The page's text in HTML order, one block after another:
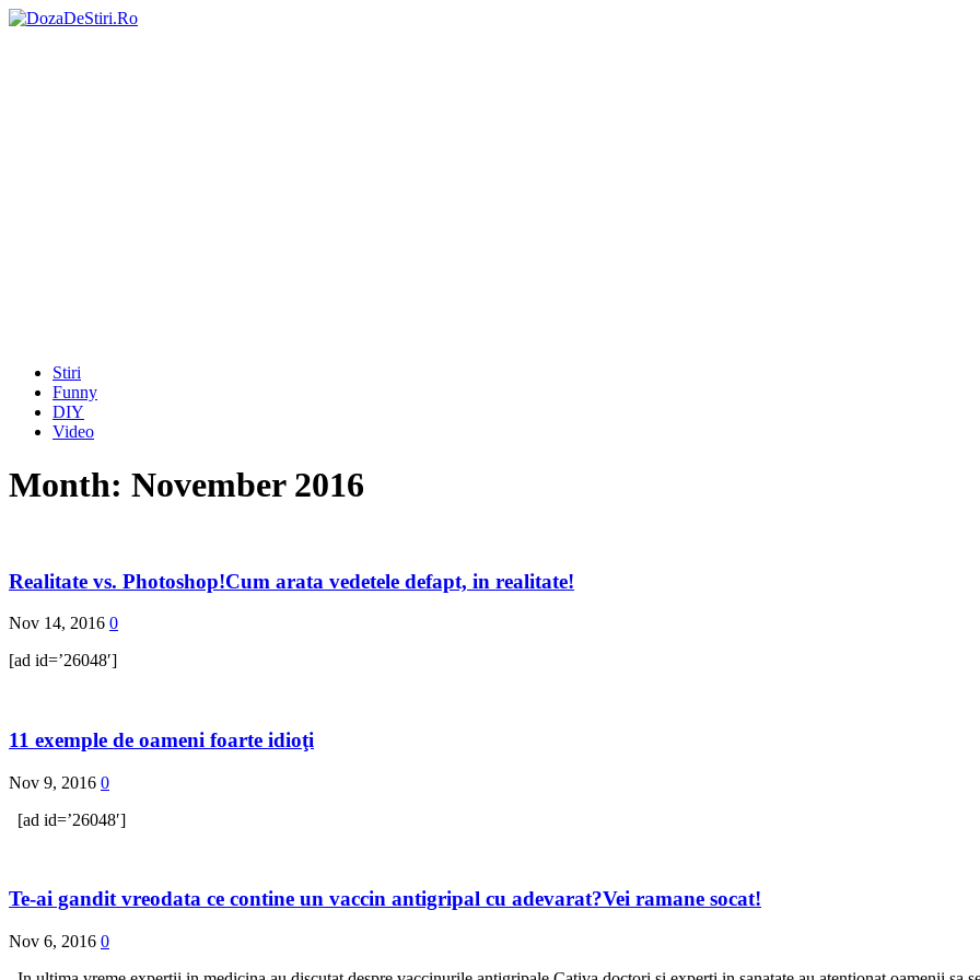
Stiri
Funny
DIY
Video
Month: November 2016
Realitate vs. Photoshop!Cum arata vedetele defapt, in realitate!
Nov 14, 2016 0
[ad id=’26048′]
11 exemple de oameni foarte idioţi
Nov 9, 2016 0
[ad id=’26048′]
Te-ai gandit vreodata ce contine un vaccin antigripal cu adevarat?Vei ramane socat!
Nov 6, 2016 0